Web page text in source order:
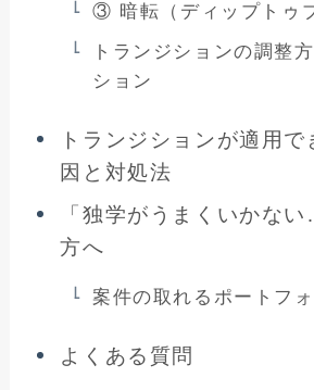
③ 暗転（ディップトゥ
トランジションの調整
ション
トランジションが適用
因と対処法
「独学がうまくいかな
方へ
案件の取れるポートフ
よくある質問